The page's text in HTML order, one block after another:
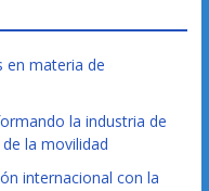
en materia de
la industria de
la movilidad
internacional con la